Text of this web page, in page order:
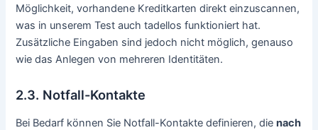
Möglichkeit, vorhandene Kreditkarten direkt einzuscannen,
was in unserem Test auch tadellos funktioniert hat.
Zusätzliche Eingaben sind jedoch nicht möglich, genauso
wie das Anlegen von mehreren Identitäten.
2.3. Notfall-Kontakte
Bei Bedarf können Sie Notfall-Kontakte definieren, dienach